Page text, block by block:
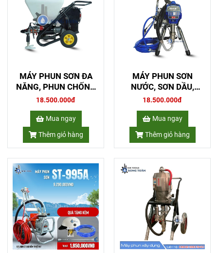
MÁY PHUN SƠN ĐA
NĂNG, PHUN CHỐNG
THẤM, PHUN GAI SẦN
DN-01
18.500.000đ
Mua ngay
Thêm giỏ hàng
MÁY PHUN SƠN
NƯỚC, SƠN DẦU,
EPOXY 2 THÀNH
PHẦN SEITO ST-895
18.500.000đ
Mua ngay
Thêm giỏ hàng